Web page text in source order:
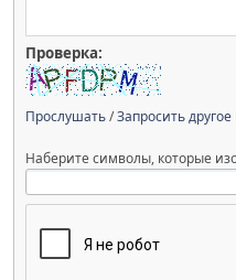
Проверка:
Прослушать/Запросить
Наберите символы, которые